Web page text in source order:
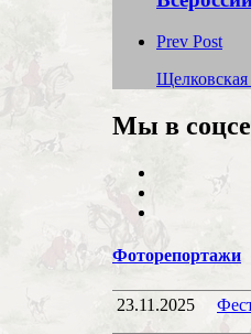
Prev Post
Щелковская
Мы в
Фоторепортажи
23.11.2025